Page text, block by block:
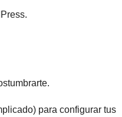
para configurar tus